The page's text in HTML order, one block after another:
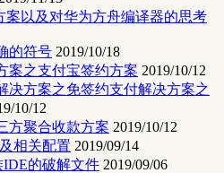
案以及对华为方舟编译器的思考
的符号 2019/10/18
案之支付宝签约方案 2019/10/12
决方案之免签约支付解决方案之
10/12
方聚合收款方案 2019/10/12
相关配置 2019/09/14
IDE的破解文件 2019/09/06